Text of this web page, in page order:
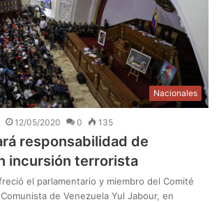
Nacionales
12/05/2020 0 135
responsabilidad de
incursión terrorista
el parlamentario y miembro del Comité
de Venezuela Yul Jabour, en